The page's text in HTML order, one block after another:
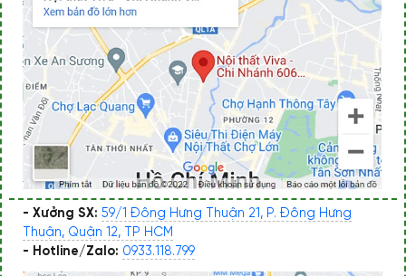
- Xưởng SX: 59/1 Đông Hưng Thuận 21, P. Đông Hưng
Thuận, Quận 12, TP HCM
- Hotline/Zalo: 0933.118.799